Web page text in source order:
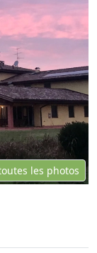
les photos